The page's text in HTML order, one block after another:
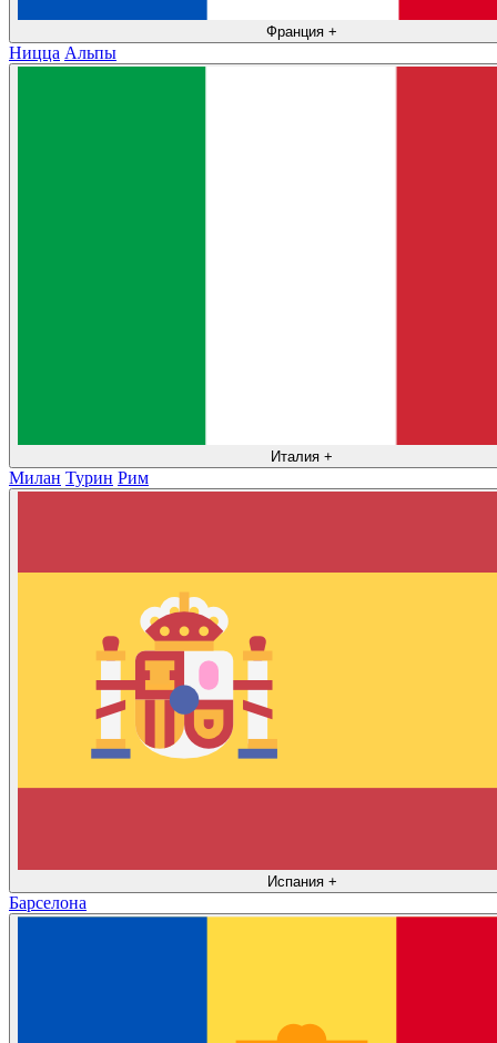
Франция +
Ницца Альпы
Италия +
Милан Турин Рим
Испания +
Барселона